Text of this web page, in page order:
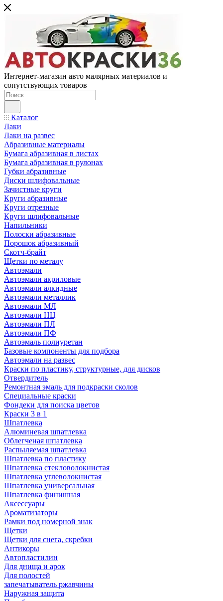
Интернет-магазин авто малярных материалов и
сопутствующих товаров
Каталог
Лаки
Лаки на развес
Абразивные материалы
Бумага абразивная в листах
Бумага абразивная в рулонах
Губки абразивные
Диски шлифовальные
Зачистные круги
Круги абразивные
Круги отрезные
Круги шлифовальные
Напильники
Полоски абразивные
Порошок абразивный
Скотч-брайт
Щетки по металу
Автоэмали
Автоэмали акриловые
Автоэмали алкидные
Автоэмали металлик
Автоэмали МЛ
Автоэмали НЦ
Автоэмали ПЛ
Автоэмали ПФ
Автоэмаль полиуретан
Базовые компоненты для подбора
Автоэмали на развес
Краски по пластику, структурные, для дисков
Отвердитель
Ремонтная эмаль для подкраски сколов
Специальные краски
Фондеки для поиска цветов
Краски 3 в 1
Шпатлевка
Алюминевая шпатлевка
Облегченая шпатлевка
Распыляемая шпатлевка
Шпатлевка по пластику
Шпатлевка стекловолокнистая
Шпатлевка углеволокнистая
Шпатлевка универсальная
Шпатлевка финишная
Аксессуары
Ароматизаторы
Рамки под номерной знак
Щетки
Щетки для снега, скребки
Антикоры
Автопластилин
Для днища и арок
Для полостей
запечатыватель ржавчины
Наружная защита